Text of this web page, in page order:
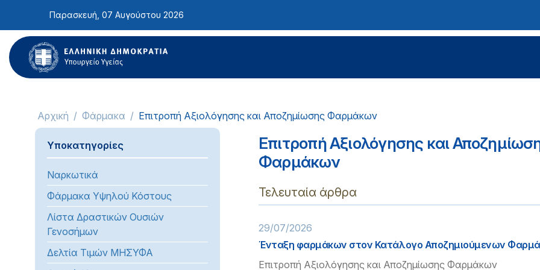
ιστότοπος
περιλαμβάνει
προσβασιμότητας.
Πατήστε
προσαρμόσετε
Παρασκευή, 07 Αυγούστου 2026
Αρχική Φάρμακα Επιτροπή Αξιολόγησης και Αποζημίωσης Φαρμάκων
Υποκατηγορίες
Ναρκωτικά
Φάρμακα Υψηλού Κόστους
Λίστα Δραστικών Ουσιών
Γενοσήμων
Δελτία Τιμών ΜΗΣΥΦΑ
Επιτροπή Αξιολόγησης και
Φαρμάκων
Τελευταία άρθρα
29/07/2026
Ένταξη φαρμάκων στον Κατάλογο Αποζημιούμενων
Επιτροπή Αξιολόγησης και Αποζημίωσης Φαρμάκων